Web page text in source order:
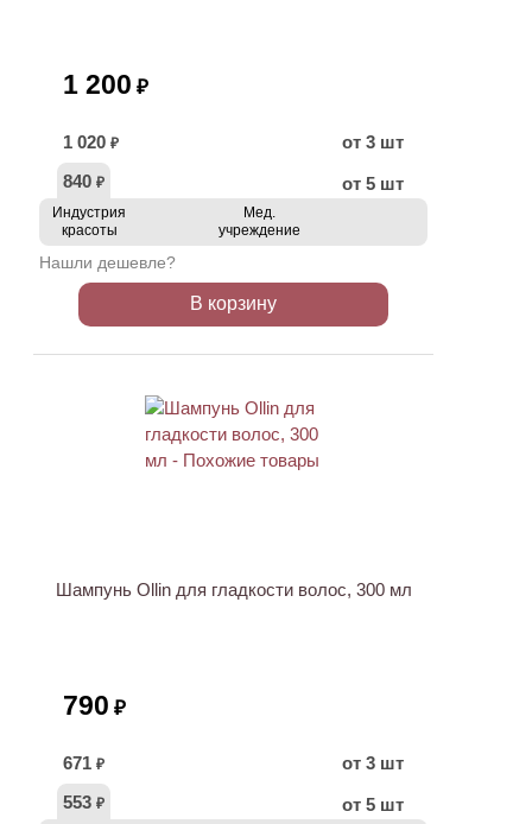
1 200 ₽
1 020 ₽
от 3 шт
840 ₽ от 5 шт
Индустрия
красоты
Мед.
учреждение
Нашли дешевле?
В корзину
Шампунь Ollin для гладкости волос, 300 мл
790 ₽
671 ₽
от 3 шт
553 ₽ от 5 шт